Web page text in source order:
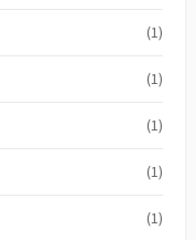
(1)
(1)
(1)
(1)
(1)